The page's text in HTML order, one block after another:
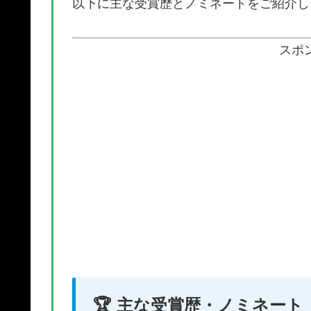
以下に主な受賞歴とノミネートをご紹介し
スポ
🏆 主な受賞歴・ノミネート